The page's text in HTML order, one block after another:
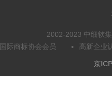
2002-2023 中细软
国际商标协会会员
高新企业
京